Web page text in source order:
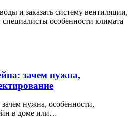
и заказать систему вентиляции,
особенности климата
зачем нужна,
нужна, особенности,
в доме или…